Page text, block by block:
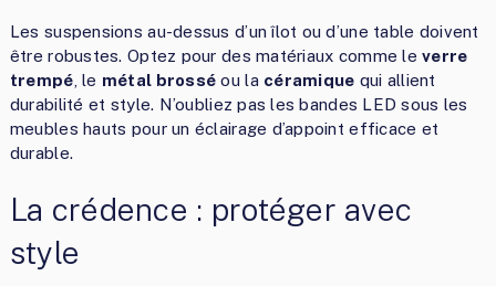
Les suspensions au-dessus d’un îlot ou d’une table doivent
être robustes. Optez pour des matériaux comme leverre
trempé , le métal brossé ou la céramique qui allient
durabilité et style. N’oubliez pas les bandes LED sous les
meubles hauts pour un éclairage d’appoint efficace et
durable.
La crédence : protéger avec
style